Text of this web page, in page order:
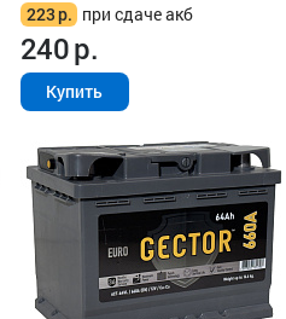
223р. при сдаче акб
240р.
Купить